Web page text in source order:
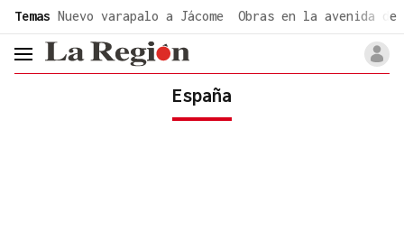
Temas Nuevo varapalo a Jácome Obras en la avenida de
header.menu.open
España